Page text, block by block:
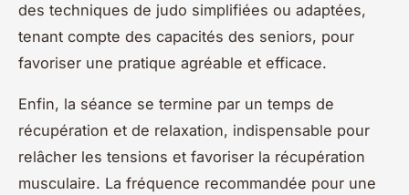
des techniques de judo simplifiées ou adaptées,
tenant compte des capacités des seniors, pour
favoriser une pratique agréable et efficace.
Enfin, la séance se termine par un temps de
récupération et de relaxation, indispensable pour
relâcher les tensions et favoriser la récupération
musculaire. La fréquence recommandée pour une